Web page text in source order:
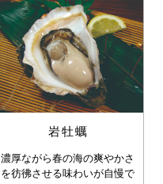
岩牡蠣
濃厚ながら春の海の爽やかさ
を彷彿させる味わいが自慢で